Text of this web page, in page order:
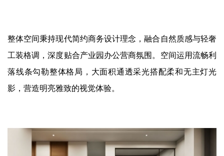
整体空间秉持现代简约商务设计理念，融合自然质感与轻奢
工装格调，深度贴合产业园办公营商氛围。空间运用流畅利
落线条勾勒整体格局，大面积通透采光搭配柔和无主灯光
影，营造明亮雅致的视觉体验。